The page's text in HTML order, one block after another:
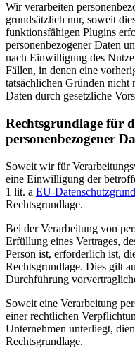
Wir verarbeiten
grundsätzlich nur, soweit
funktionsfähigen Plugins
personenbezogener Daten
nach Einwilligung des
Fällen, in denen eine
tatsächlichen Gründen nicht
Daten durch gesetzliche
Rechtsgrundlage für
personenbezogener
Soweit wir für
eine Einwilligung der
1 lit. a EU-
Rechtsgrundlage.
Bei der Verarbeitung von
Erfüllung eines Vertrages,
Person ist, erforderlich ist,
Rechtsgrundlage. Dies gilt
Durchführung
Soweit eine Verarbeitung
einer rechtlichen
Unternehmen unterliegt,
Rechtsgrundlage.